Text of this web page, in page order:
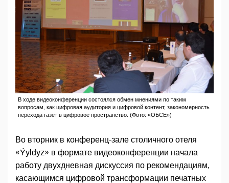
В ходе видеоконференции состоялся обмен мнениями по таким
вопросам, как цифровая аудитория и цифровой контент, закономерность
перехода газет в цифровое пространство. (Фото: «ОБСЕ»)
Во вторник в конференц-зале столичного отеля
«Ýyldyz» в формате видеоконференции начала
работу двухдневная дискуссия по рекомендациям,
касающимся цифровой трансформации печатных